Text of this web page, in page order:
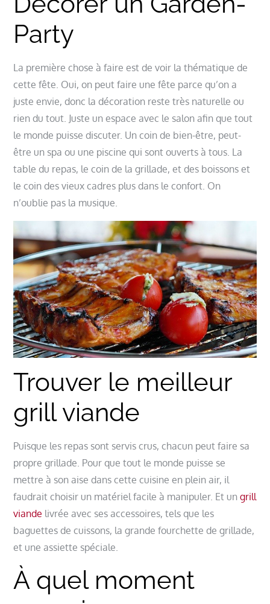
Party
La première chose à faire est de voir la thématique de
cette fête. Oui, on peut faire une fête parce qu’on a
juste envie, donc la décoration reste très naturelle ou
rien du tout. Juste un espace avec le salon afin que tout
le monde puisse discuter. Un coin de bien-être, peut-
être un spa ou une piscine qui sont ouverts à tous. La
table du repas, le coin de la grillade, et des boissons et
le coin des vieux cadres plus dans le confort. On
n’oublie pas la musique.
Trouver le meilleur
grill viande
Puisque les repas sont servis crus, chacun peut faire sa
propre grillade. Pour que tout le monde puisse se
mettre à son aise dans cette cuisine en plein air, il
faudrait choisir un matériel facile à manipuler. Et ungrill
viande livrée avec ses accessoires, tels que les
baguettes de cuissons, la grande fourchette de grillade,
et une assiette spéciale.
À quel moment